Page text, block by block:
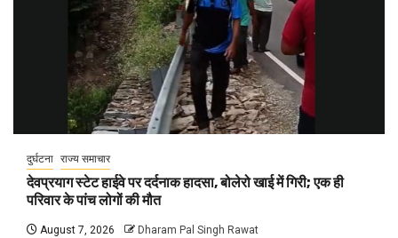
दुर्घटना राज्य समाचार
देवप्रयाग स्टेट हाईवे पर दर्दनाक हादसा, बोलेरो खाई में गिरी; एक ही
परिवार के पांच लोगों की मौत
August 7, 2026 Dharam Pal Singh Rawat